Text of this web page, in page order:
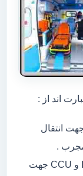
اند از :
انتقال
.
اعزام آمبولانس های ICU ,NICU ,PICU و CCU جهت